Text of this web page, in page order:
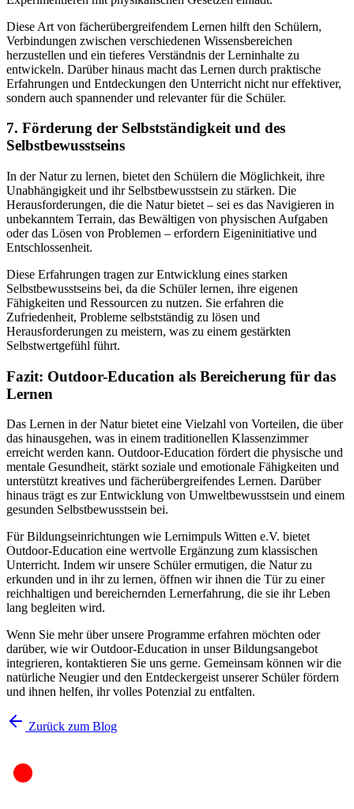
Diese Art von fächerübergreifendem Lernen hilft den Schülern,
Verbindungen zwischen verschiedenen Wissensbereichen
herzustellen und ein tieferes Verständnis der Lerninhalte zu
entwickeln. Darüber hinaus macht das Lernen durch praktische
Erfahrungen und Entdeckungen den Unterricht nicht nur effektiver,
sondern auch spannender und relevanter für die Schüler.
7. Förderung der Selbstständigkeit und des
Selbstbewusstseins
In der Natur zu lernen, bietet den Schülern die Möglichkeit, ihre
Unabhängigkeit und ihr Selbstbewusstsein zu stärken. Die
Herausforderungen, die die Natur bietet – sei es das Navigieren in
unbekanntem Terrain, das Bewältigen von physischen Aufgaben
oder das Lösen von Problemen – erfordern Eigeninitiative und
Entschlossenheit.
Diese Erfahrungen tragen zur Entwicklung eines starken
Selbstbewusstseins bei, da die Schüler lernen, ihre eigenen
Fähigkeiten und Ressourcen zu nutzen. Sie erfahren die
Zufriedenheit, Probleme selbstständig zu lösen und
Herausforderungen zu meistern, was zu einem gestärkten
Selbstwertgefühl führt.
Fazit: Outdoor-Education als Bereicherung für das
Lernen
Das Lernen in der Natur bietet eine Vielzahl von Vorteilen, die über
das hinausgehen, was in einem traditionellen Klassenzimmer
erreicht werden kann. Outdoor-Education fördert die physische und
mentale Gesundheit, stärkt soziale und emotionale Fähigkeiten und
unterstützt kreatives und fächerübergreifendes Lernen. Darüber
hinaus trägt es zur Entwicklung von Umweltbewusstsein und einem
gesunden Selbstbewusstsein bei.
Für Bildungseinrichtungen wie Lernimpuls Witten e.V. bietet
Outdoor-Education eine wertvolle Ergänzung zum klassischen
Unterricht. Indem wir unsere Schüler ermutigen, die Natur zu
erkunden und in ihr zu lernen, öffnen wir ihnen die Tür zu einer
reichhaltigen und bereichernden Lernerfahrung, die sie ihr Leben
lang begleiten wird.
Wenn Sie mehr über unsere Programme erfahren möchten oder
darüber, wie wir Outdoor-Education in unser Bildungsangebot
integrieren, kontaktieren Sie uns gerne. Gemeinsam können wir die
natürliche Neugier und den Entdeckergeist unserer Schüler fördern
und ihnen helfen, ihr volles Potenzial zu entfalten.
Zurück zum Blog